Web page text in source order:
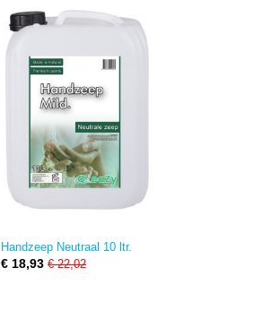
Handzeep Neutraal 10 ltr.
€ 18,93 € 22,02